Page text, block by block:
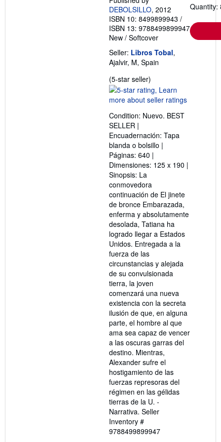
DEBOLSILLO, 2012
ISBN 10: 8499899943 /
ISBN 13: 9788499899947
New / Softcover
Seller: Libros Tobal,
Ajalvir, M, Spain
(5-star seller)
rating
5
of
stars
Condition: Nuevo. BEST
SELLER |
Encuadernación: Tapa
blanda o bolsillo |
Páginas: 640 |
Dimensiones: 125 x 190 |
Sinopsis: La
conmovedora
continuación de El jinete
de bronce Embarazada,
enferma y absolutamente
desolada, Tatiana ha
logrado llegar a Estados
Unidos. Entregada a la
fuerza de las
circunstancias y alejada
de su convulsionada
tierra, la joven
comenzará una nueva
existencia con la secreta
ilusión de que, en alguna
parte, el hombre al que
ama sea capaz de vencer
a las oscuras garras del
destino. Mientras,
Alexander sufre el
hostigamiento de las
fuerzas represoras del
régimen en las gélidas
tierras de la U. -
Narrativa. Seller
Inventory #
9788499899947
Quantity: